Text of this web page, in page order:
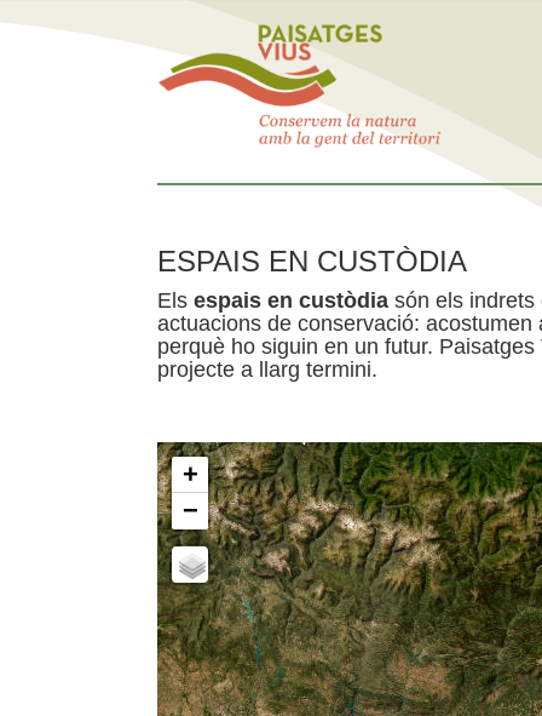
ESPAIS EN CUSTÒDIA
Els espais en custòdia són els indrets
actuacions de conservació:
perquè ho siguin en un futur.
projecte a llarg termini.
+
−